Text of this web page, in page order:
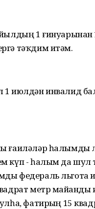
1
тәҡдим итәм.
июлдән инвалид
ғаиләләр һалымды
күп - һалым да шул
федераль льгота
метр
фатирҙың 15